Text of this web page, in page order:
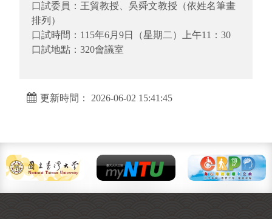
口試委員：王貿教授、吳舜文教授（依姓名筆畫
排列）
口試時間：115年6月9日（星期二）上午11：30
口試地點：320會議室
更新時間： 2026-06-02 15:41:45